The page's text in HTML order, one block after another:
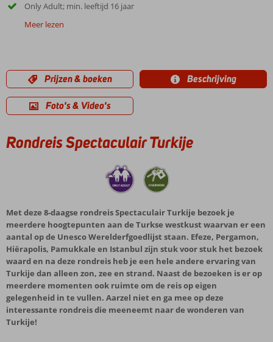
Only Adult; min. leeftijd 16 jaar
Meer lezen
Prijzen & boeken Beschrijving
Foto's & Video's
Rondreis Spectaculair Turkije
Met deze 8-daagse rondreis Spectaculair Turkije bezoek je
meerdere hoogtepunten aan de Turkse westkust waarvan er een
aantal op de Unesco Werelderfgoedlijst staan. Efeze, Pergamon,
Hiërapolis, Pamukkale en Istanbul zijn stuk voor stuk het bezoek
waard en na deze rondreis heb je een hele andere ervaring van
Turkije dan alleen zon, zee en strand. Naast de bezoeken is er op
meerdere momenten ook ruimte om de reis op eigen
gelegenheid in te vullen. Aarzel niet en ga mee op deze
interessante rondreis die meeneemt naar de wonderen van
Turkije!